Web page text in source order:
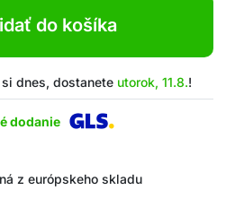
do košíka
dnes, dostanete utorok, 11.8.!
dodanie
z európskeho skladu